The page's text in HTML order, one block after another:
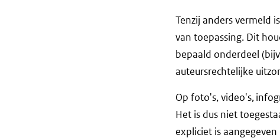
Tenzij anders vermeld
van toepassing. Dit
bepaald onderdeel
auteursrechtelijke
Op foto's, video's,
Het is dus niet
expliciet is